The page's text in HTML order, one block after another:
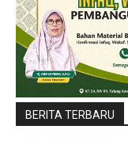
BERITA TERBARU